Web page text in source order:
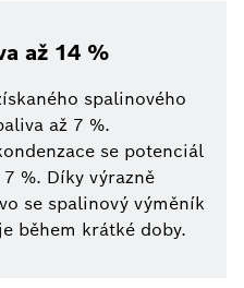
až 14 %
spalinového
až 7 %.
se potenciál
%. Díky výrazně
se spalinový výměník
během krátké doby.